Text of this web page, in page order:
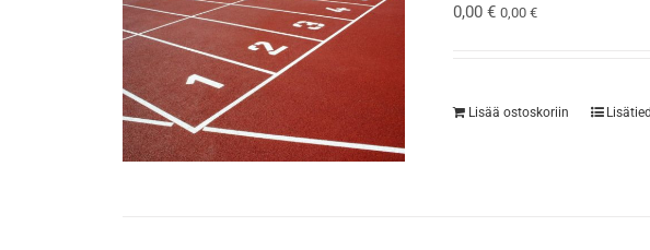
0,00€ 0,00€
Lisää ostoskoriin